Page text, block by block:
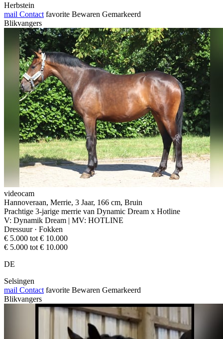
Herbstein
mail Contact favorite Bewaren Gemarkeerd
Blikvangers
videocam
Hannoveraan, Merrie, 3 Jaar, 166 cm, Bruin
Prachtige 3-jarige merrie van Dynamic Dream x Hotline
V: Dynamik Dream | MV: HOTLINE
Dressuur · Fokken
€ 5.000 tot € 10.000
€ 5.000 tot € 10.000
DE
Selsingen
mail Contact favorite Bewaren Gemarkeerd
Blikvangers